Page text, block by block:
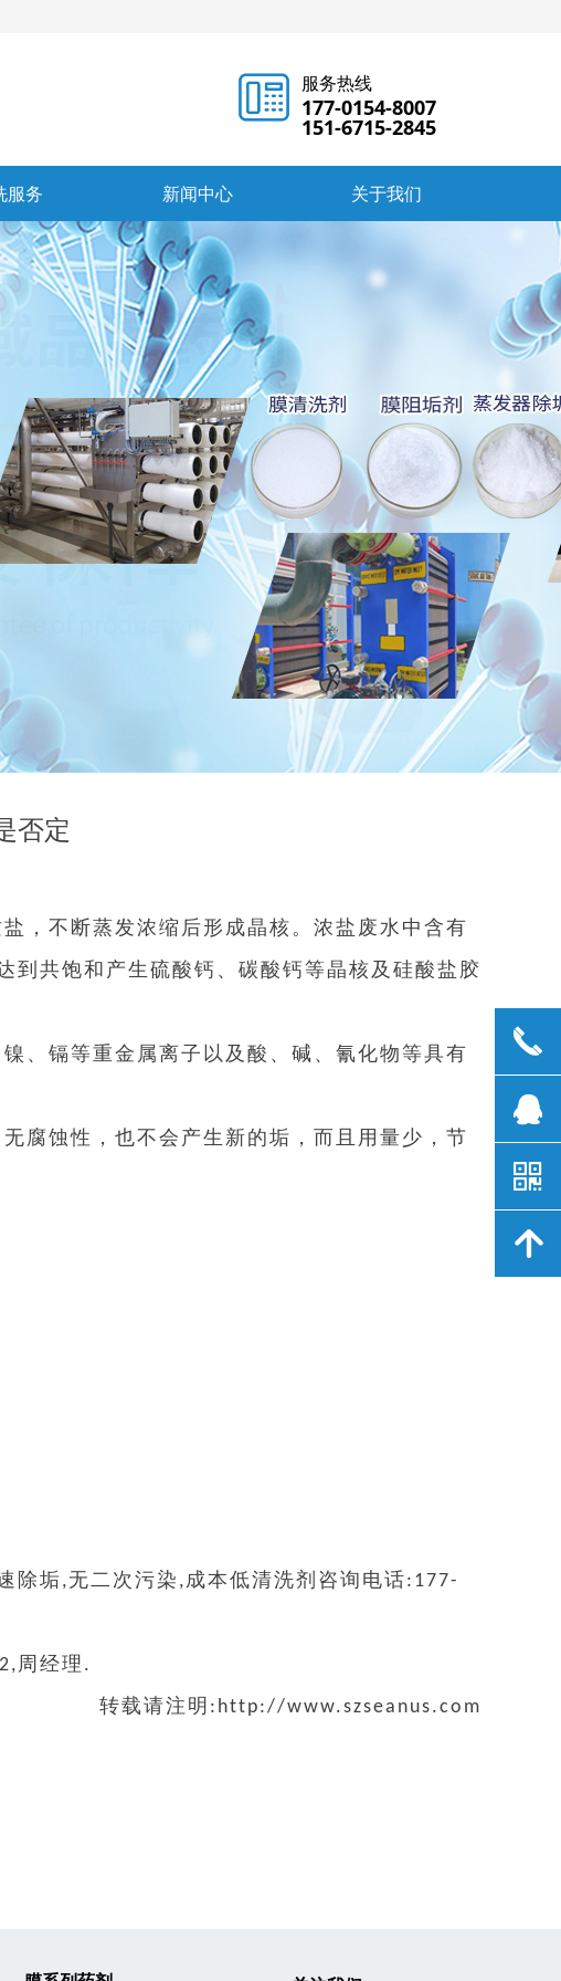
服务 新闻中心 关于我们
服务热线
177-0154-8007
151-6715-2845
否定
，不断蒸发浓缩后形成晶核。浓盐废水中含有
到共饱和产生硫酸钙、碳酸钙等晶核及硅酸盐胶
、镉等重金属离子以及酸、碱、氰化物等具有
腐蚀性，也不会产生新的垢，而且用量少，节
除垢,无二次污染,成本低清洗剂咨询电话:177-
周经理.
转载请注明:http://www.szseanus.com
끅
뀩
낃
녕